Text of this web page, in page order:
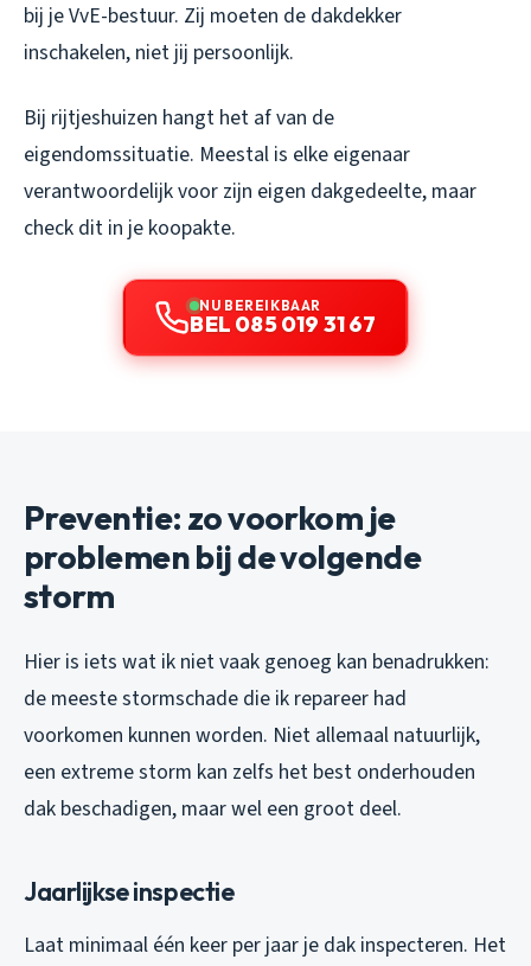
bij je VvE-bestuur. Zij moeten de dakdekker
inschakelen, niet jij persoonlijk.
Bij rijtjeshuizen hangt het af van de
eigendomssituatie. Meestal is elke eigenaar
verantwoordelijk voor zijn eigen dakgedeelte, maar
check dit in je koopakte.
NU BEREIKBAAR
BEL 085 019 31 67
Preventie: zo voorkom je
problemen bij de volgende
storm
Hier is iets wat ik niet vaak genoeg kan benadrukken:
de meeste stormschade die ik repareer had
voorkomen kunnen worden. Niet allemaal natuurlijk,
een extreme storm kan zelfs het best onderhouden
dak beschadigen, maar wel een groot deel.
Jaarlijkse inspectie
Laat minimaal één keer per jaar je dak inspecteren. Het